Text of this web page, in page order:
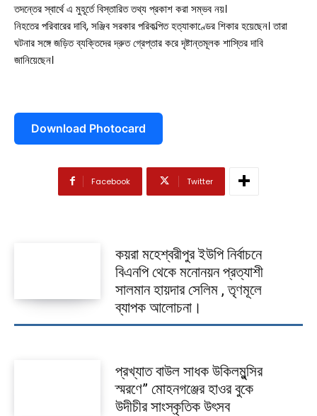
সারাদেশ
সাতক্ষীরা সদর
শ্যামনগর
খেলাধুলা
তদন্তের স্বার্থে এ মুহূর্তে বিস্তারিত তথ্য প্রকাশ করা সম্ভব নয়।
নিহতের পরিবারের দাবি, সঞ্জিব সরকার পরিকল্পিত হত্যাকাণ্ডের শিকার হয়েছেন। তারা
ঘটনার সঙ্গে জড়িত ব্যক্তিদের দ্রুত গ্রেপ্তার করে দৃষ্টান্তমূলক শাস্তির দাবি
জানিয়েছেন।
Download Photocard
Facebook Twitter
কয়রা মহেশ্বরীপুর ইউপি নির্বাচনে
বিএনপি থেকে মনোনয়ন প্রত্যাশী
সালমান হায়দার সেলিম , তৃণমূলে
ব্যাপক আলোচনা।
প্রখ্যাত বাউল সাধক উকিলমুন্সির
স্মরণে” মোহনগঞ্জের হাওর বুকে
উদীচীর সাংস্কৃতিক উৎসব